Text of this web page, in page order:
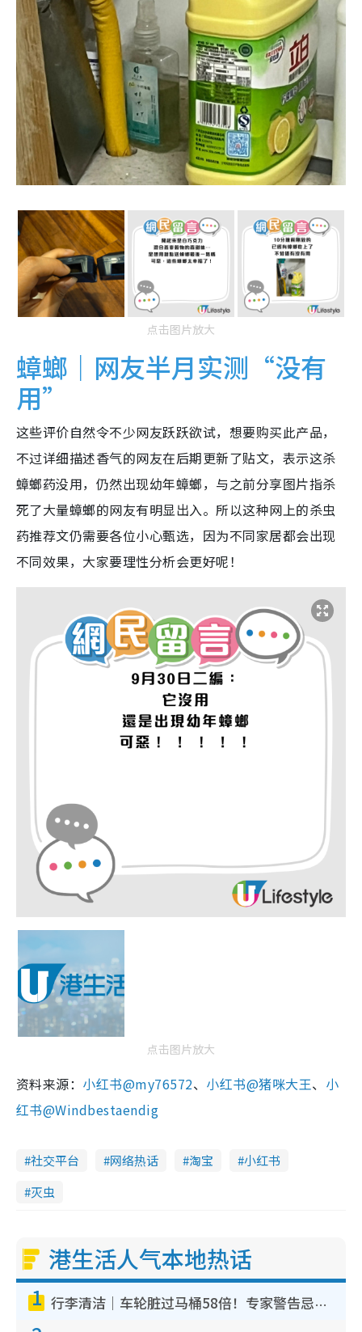
点击图片放大
蟑螂｜网友半月实测“没有
用”
这些评价自然令不少网友跃跃欲试，想要购买此产品，
不过详细描述香气的网友在后期更新了贴文，表示这杀
蟑螂药没用，仍然出现幼年蟑螂，与之前分享图片指杀
死了大量蟑螂的网友有明显出入。所以这种网上的杀虫
药推荐文仍需要各位小心甄选，因为不同家居都会出现
不同效果，大家要理性分析会更好呢！
点击图片放大
资料来源： 小红书@my76572、 小红书@猪咪大王、 小
红书@Windbestaendig
社交平台 网络热话 淘宝
小红书
灭虫
港生活人气本地热话
1 行李清洁｜车轮脏过马桶58倍！专家警告忌用酒精擦 教1招免脏手除菌